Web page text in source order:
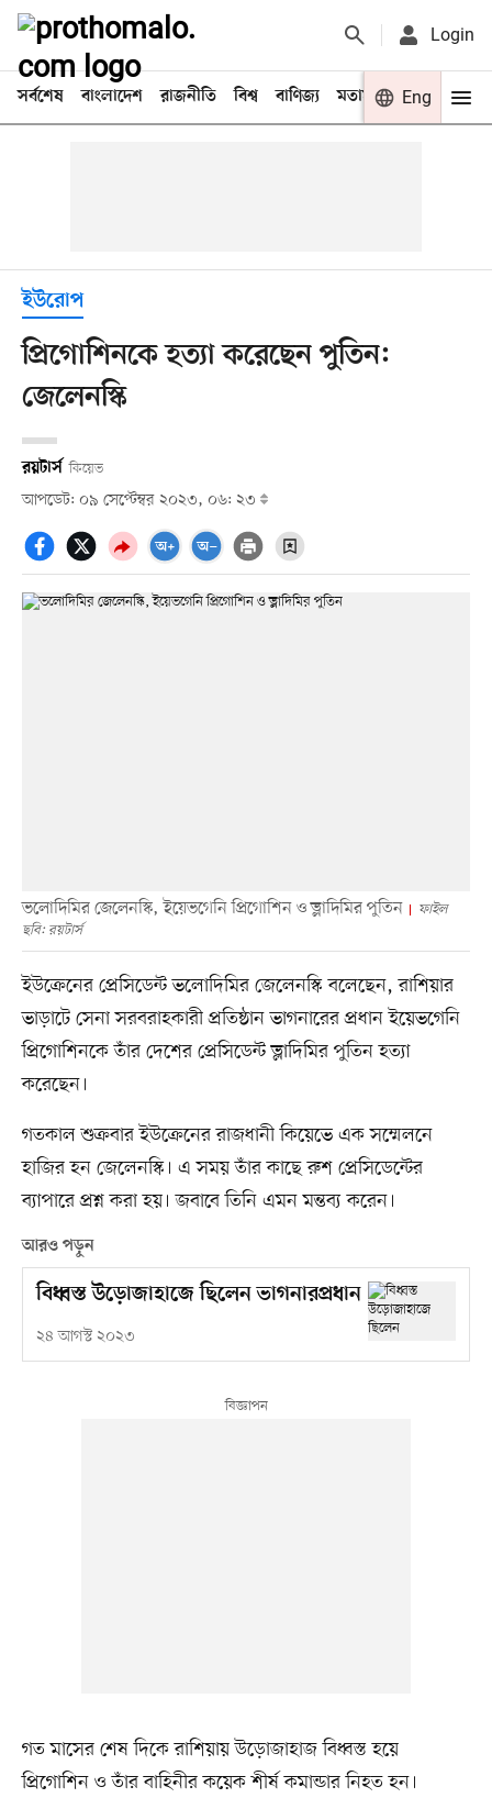
Login
সর্বশেষ বাংলাদেশ রাজনীতি বিশ্ব বাণিজ্য মতামত খেলা
Eng
ইউরোপ
প্রিগোশিনকে হত্যা করেছেন পুতিন:
জেলেনস্কি
রয়টার্স কিয়েভ
আপডেট: ০৯ সেপ্টেম্বর ২০২৩, ০৬: ২৩
ভলোদিমির জেলেনস্কি, ইয়েভগেনি প্রিগোশিন ও ভ্লাদিমির পুতিন
ফাইল
ছবি: রয়টার্স
ইউক্রেনের প্রেসিডেন্ট ভলোদিমির জেলেনস্কি বলেছেন, রাশিয়ার
ভাড়াটে সেনা সরবরাহকারী প্রতিষ্ঠান ভাগনারের প্রধান ইয়েভগেনি
প্রিগোশিনকে তাঁর দেশের প্রেসিডেন্ট ভ্লাদিমির পুতিন হত্যা
করেছেন।
গতকাল শুক্রবার ইউক্রেনের রাজধানী কিয়েভে এক সম্মেলনে
হাজির হন জেলেনস্কি। এ সময় তাঁর কাছে রুশ প্রেসিডেন্টের
ব্যাপারে প্রশ্ন করা হয়। জবাবে তিনি এমন মন্তব্য করেন।
আরও পড়ুন
বিধ্বস্ত উড়োজাহাজে ছিলেন ভাগনারপ্রধান
২৪ আগস্ট ২০২৩
গত মাসের শেষ দিকে রাশিয়ায় উড়োজাহাজ বিধ্বস্ত হয়ে
প্রিগোশিন ও তাঁর বাহিনীর কয়েক শীর্ষ কমান্ডার নিহত হন।